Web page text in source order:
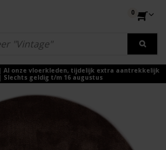
0
Al onze vloerkleden, tijdelijk extra aantrekkelijk
Slechts geldig t/m 16 augustus